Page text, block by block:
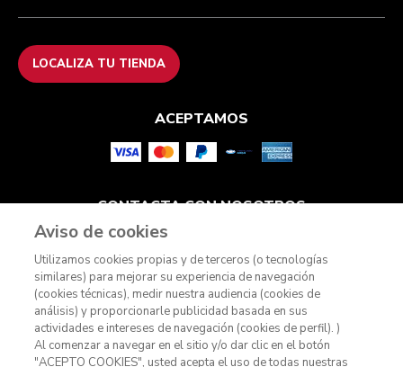
LOCALIZA TU TIENDA
ACEPTAMOS
CONTACTA CON NOSOTROS
Aviso de cookies
Utilizamos cookies propias y de terceros (o tecnologías
similares) para mejorar su experiencia de navegación
(cookies técnicas), medir nuestra audiencia (cookies de
análisis) y proporcionarle publicidad basada en sus
actividades e intereses de navegación (cookies de perfil). )
Al comenzar a navegar en el sitio y/o dar clic en el botón
"ACEPTO COOKIES", usted acepta el uso de todas nuestras